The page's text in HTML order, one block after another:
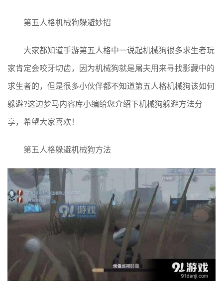
第五人格机械狗躲避妙招
大家都知道手游第五人格中一说起机械狗很多求生者玩
家肯定会咬牙切齿，因为机械狗就是屠夫用来寻找影藏中的
求生者的，但是很多小伙伴都不知道第五人格机械狗该如何
躲避?这边梦马内容库小编给您介绍下机械狗躲避方法分
享，希望大家喜欢！
第五人格躲避机械狗方法